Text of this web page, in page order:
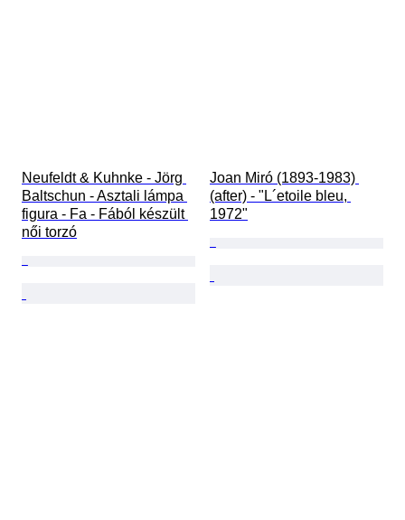
Neufeldt & Kuhnke - Jörg
Baltschun - Asztali lámpa
figura - Fa - Fából készült
női torzó
Joan Miró (1893-1983)
(after) - "L´etoile bleu,
1972"